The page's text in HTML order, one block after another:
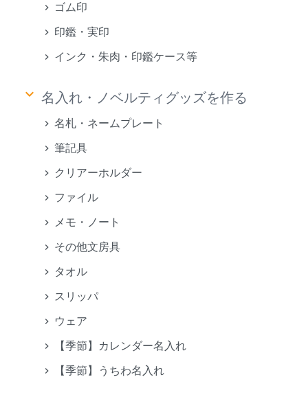
ゴム印
印鑑・実印
インク・朱肉・印鑑ケース等
keyboard_arrow_down 名入れ・ノベルティグッズを作る
名札・ネームプレート
筆記具
クリアーホルダー
ファイル
メモ・ノート
その他文房具
タオル
スリッパ
ウェア
【季節】カレンダー名入れ
【季節】うちわ名入れ